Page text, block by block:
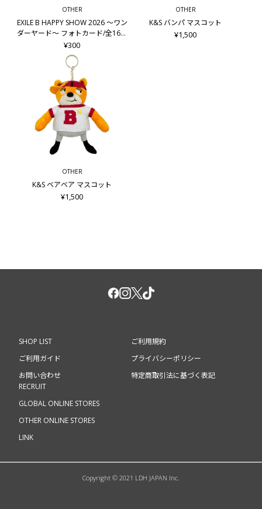
100g
適量を手のひらにとり、よく泡立ててご使用ください。
洗顔後は水またはぬるま湯で十分に洗い流してください。
使用上の注意
・お肌に異常が生じていないかよく注意してご使用ください。
・使用中や使用後に赤み、はれ、かゆみ、刺激、色抜け（白斑
等）や黒ずみ等の異常が現れた時は、使用を中止し、皮膚科専
門医等へご相談されることをおすすめします。
・傷、はれもの、湿疹等異常のある部位にはご使用にならない
でください。
・目に入らないよう注意し、入った場合はこすらずにすぐに洗
い流してください。目に異物感が残る場合は、眼科医にご相談
ください。
■保管及び取扱い上の注意
■全成分
ウリン酸、加水分解水添デンプン、ジグリセリン、ＰＥＧ－１
５０、コカミドＤＥＡ、トレハロース、グリコシルトレハロー
ス、ソルビトール、ＰＥＧ－１００水添ヒマシ油、ＰＣＡイソ
コルビン酸、クロフサスグリ種子油、オクチルドデカノール、
酸オクチルドデシル、ボタンエキス、ローズマリー葉エキス
OTHER
EXILE B HAPPY SHOW 2026 ～ワン
ダーヤード～ フォトカード/全16種
＋シークレット8種
¥300
OTHER
K&S バンパ マスコット
¥1,500
OTHER
K&S ベアベア マスコット
¥1,500
SHOP LIST
ご利用ガイド
お問い合わせ
ご利用規約
プライバシーポリシー
特定商取引法に基づく表記
RECRUIT
GLOBAL ONLINE STORES
OTHER ONLINE STORES
LINK
Copyright © 2021 LDH JAPAN Inc.